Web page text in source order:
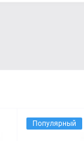
Популярный